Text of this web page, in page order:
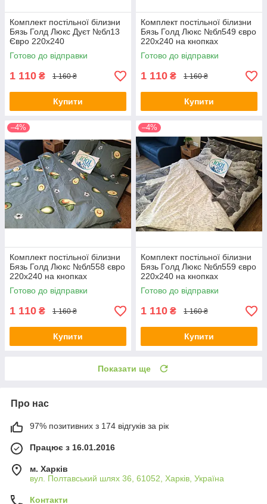
Комплект постільної білизни
Бязь Голд Люкс Дуєт №бл13
Євро 220х240
Готово до відправки
1 110 ₴ 1 160 ₴
Купити
Комплект постільної білизни
Бязь Голд Люкс №бл549 євро
220х240 на кнопках
Готово до відправки
1 110 ₴ 1 160 ₴
Купити
–4%
Комплект постільної білизни
Бязь Голд Люкс №бл558 євро
220х240 на кнопках
Готово до відправки
1 110 ₴ 1 160 ₴
Купити
–4%
Комплект постільної білизни
Бязь Голд Люкс №бл559 євро
220х240 на кнопках
Готово до відправки
1 110 ₴ 1 160 ₴
Купити
Показати ще
Про нас
97% позитивних з 174 відгуків за рік
Працює з 16.01.2016
м. Харків
вул. Полтавський шлях 36, 61052, Харків, Україна
Контакти